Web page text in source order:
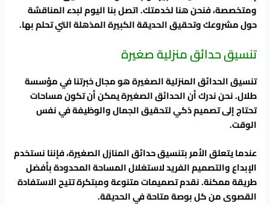
ومتخصصة، فنحن هنا لخدمتك. اتصل بنا اليوم لبدء المناقشة
حول مشروعك وتحقيق الحديقة الكبيرة المذهلة التي تحلم بها.
تنسيق حدائق منزلية صغيرة
تنسيق الحدائق المنزلية الصغيرة هو مجال خبرتنا في مؤسسة
طلال. نحن ندرك أن الحدائق الصغيرة يمكن أن تكون مساحات
تحتاج إلى تصميم ذكي لتحقيق الجمال والوظيفة في نفس
الوقت.
عندما يتعلق الأمر بتنسيق حدائق المنازل الصغيرة، فإننا نستخدم
الإبداع والتصميم الفريد لاستغلال المساحة المحدودة بأفضل
طريقة ممكنة. نقدم تصميمات متنوعة ومبتكرة تتيح الاستفادة
القصوى من كل بوصة متاحة في الحديقة.